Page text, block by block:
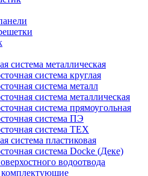
система металлическая
система круглая
система металл
система металлическая
система прямоугольная
система ПЭ
система ТЕХ
система пластиковая
система Docke (Деке)
водоотвода